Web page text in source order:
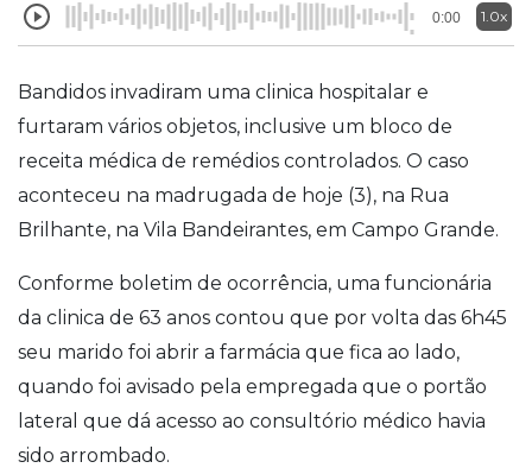
0:00 1.0x
Bandidos invadiram uma clinica hospitalar e
furtaram vários objetos, inclusive um bloco de
receita médica de remédios controlados. O caso
aconteceu na madrugada de hoje (3), na Rua
Brilhante, na Vila Bandeirantes, em Campo Grande.
Conforme boletim de ocorrência, uma funcionária
da clinica de 63 anos contou que por volta das 6h45
seu marido foi abrir a farmácia que fica ao lado,
quando foi avisado pela empregada que o portão
lateral que dá acesso ao consultório médico havia
sido arrombado.